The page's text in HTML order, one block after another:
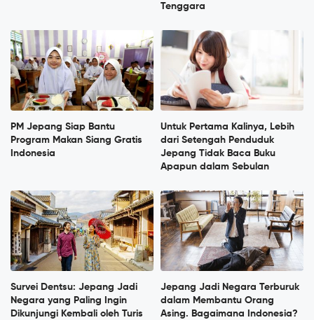
Tenggara
PM Jepang Siap Bantu
Program Makan Siang Gratis
Indonesia
Untuk Pertama Kalinya, Lebih
dari Setengah Penduduk
Jepang Tidak Baca Buku
Apapun dalam Sebulan
Survei Dentsu: Jepang Jadi
Negara yang Paling Ingin
Dikunjungi Kembali oleh Turis
Jepang Jadi Negara Terburuk
dalam Membantu Orang
Asing. Bagaimana Indonesia?